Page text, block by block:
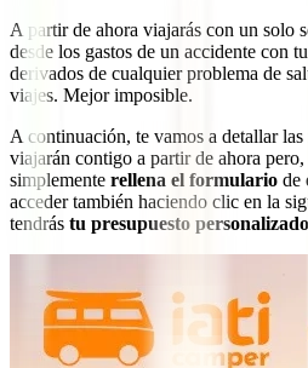
A partir de ahora viajarás con un solo
desde los gastos de un accidente con
derivados de cualquier problema de
viajes. Mejor imposible.
A continuación, te vamos a detallar
viajarán contigo a partir de ahora
simplemente rellena el formulario de
acceder también haciendo clic en la
tendrás tu presupuesto personalizado